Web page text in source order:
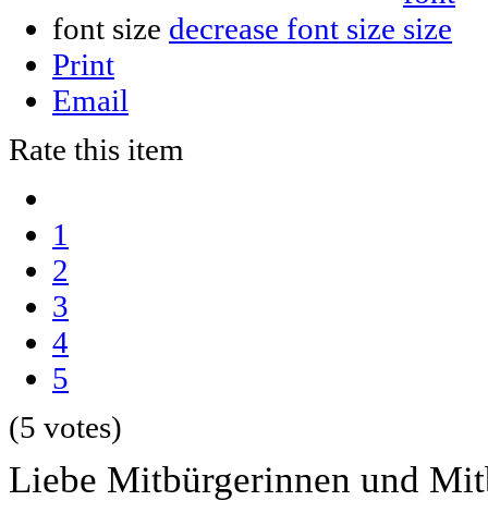
font size decrease font size
Print
Email
Rate this item
1
2
3
4
5
(5 votes)
Liebe Mitbürgerinnen und